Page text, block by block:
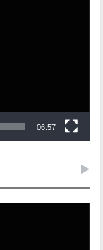
06:57